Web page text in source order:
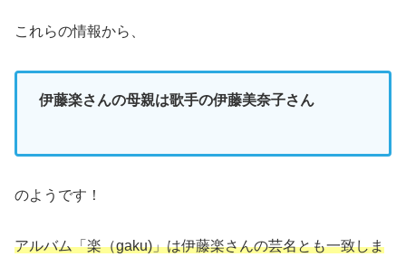
これらの情報から、
伊藤楽さんの母親は歌手の伊藤美奈子さん
のようです！
アルバム「楽（gaku)」は伊藤楽さんの芸名とも一致しま